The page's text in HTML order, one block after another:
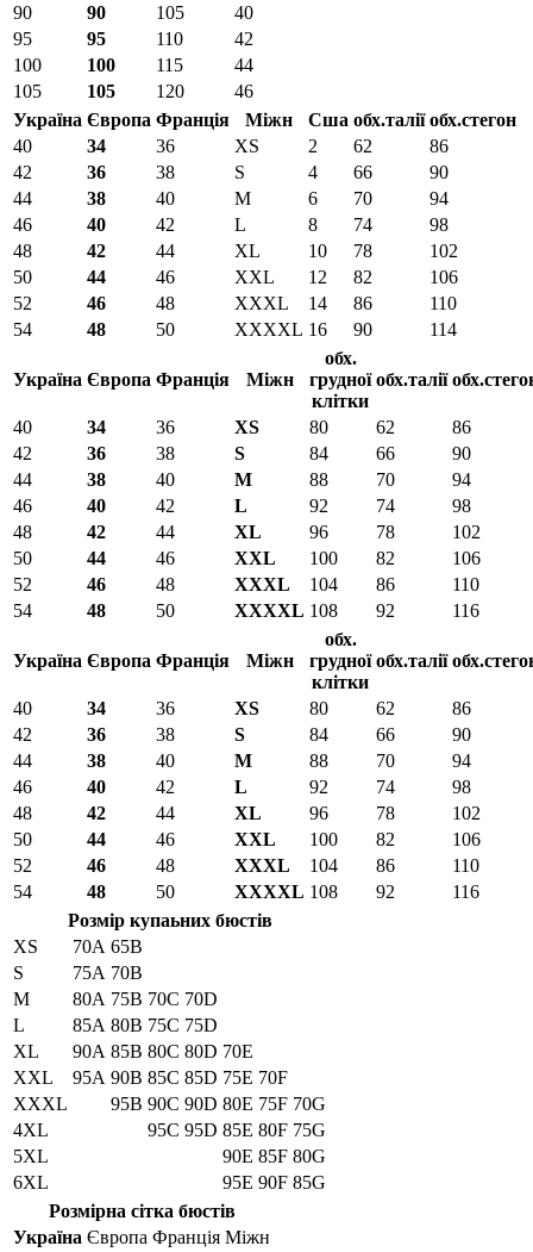
90 90 105
40
95
95 110
42
100
100 115
44
105
105 120
46
Україна Європа Франція Міжн Сша обх.талії обх.стегон
40
34 36 XS 2 62
86
42
36 38 S 4 66
90
44
38 40 M 6 70
94
46
40 42 L 8 74
98
48
42 44 XL 10 78
102
50
44 46 XXL 12 82
106
52
46 48 XXXL 14 86
110
54
48 50 XXXXL 16 90 114
Україна Європа Франція Міжн
обх.
грудної
клітки
обх.талії
40 34 36 XS 80 62
86
42
36 38 S 84 66
90
44
38 40 M 88 70
94
46
40 42 L 92 74
98
48
42 44 XL 96 78
102
50
44 46 XXL 100 82
106
52
46 48 XXXL 104 86
110
54
48 50 XXXXL 108 92 116
Україна Європа Франція Міжн
обх.
грудної
клітки
обх.талії
40 34 36 XS 80 62
86
42
36 38 S 84 66
90
44
38 40 M 88 70
94
46
40 42 L 92 74
98
48
42 44 XL 96 78
102
50
44 46 XXL 100 82
106
52
46 48 XXXL 104 86
110
54
48 50 XXXXL 108 92
116
Розмір купаьних бюстів
XS
70A 65B
S
75A 70B
M
80A 75B 70C 70D
L
85A 80B 75C 75D
XL
90A 85B 80C 80D 70E
XXL
95A 90B 85C 85D 75E 70F
XXXL
95B 90C 90D 80E 75F 70G
4XL
95C 95D 85E 80F 75G
5XL
90E 85F 80G
6XL
95E 90F 85G
Розмірна сітка бюстів
Україна Європа Франція Міжн